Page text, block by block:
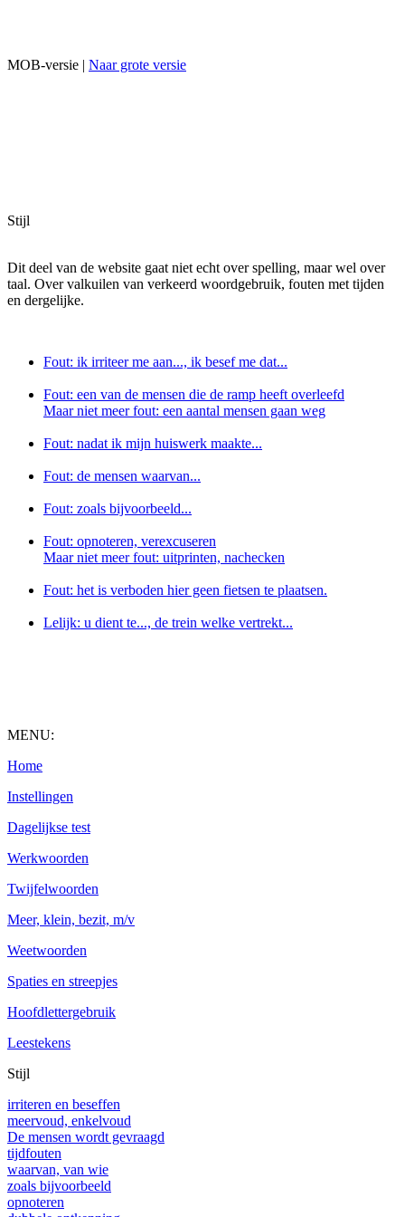
MOB-versie | Naar grote versie
Stijl
Dit deel van de website gaat niet echt over spelling, maar wel over
taal. Over valkuilen van verkeerd woordgebruik, fouten met tijden
en dergelijke.
Fout: ik irriteer me aan..., ik besef me dat...
Fout: een van de mensen die de ramp heeft overleefd
Maarniet meer fout: een aantal mensen gaan weg
Fout: nadat ik mijn huiswerk maakte...
Fout: de mensen waarvan...
Fout: zoals bijvoorbeeld...
Fout: opnoteren, verexcuseren
Maarniet meer fout: uitprinten, nachecken
Fout: het is verboden hier geen fietsen te plaatsen.
Lelijk: u dient te..., de trein welke vertrekt...
MENU:
Home
Instellingen
Dagelijkse test
Werkwoorden
Twijfelwoorden
Meer, klein, bezit, m/v
Weetwoorden
Spaties en streepjes
Hoofdlettergebruik
Leestekens
Stijl
irriteren en beseffen
meervoud, enkelvoud
De mensen wordt gevraagd
tijdfouten
waarvan, van wie
zoals bijvoorbeeld
opnoteren